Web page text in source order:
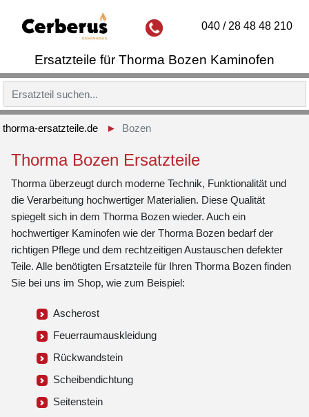
Ersatzteile für Thorma Bozen Kaminofen
040 / 28 48 48 210
thorma-ersatzteile.de Bozen
Thorma Bozen Ersatzteile
Thorma überzeugt durch moderne Technik, Funktionalität und
die Verarbeitung hochwertiger Materialien. Diese Qualität
spiegelt sich in dem Thorma Bozen wieder. Auch ein
hochwertiger Kaminofen wie der Thorma Bozen bedarf der
richtigen Pflege und dem rechtzeitigen Austauschen defekter
Teile. Alle benötigten Ersatzteile für Ihren Thorma Bozen finden
Sie bei uns im Shop, wie zum Beispiel:
Ascherost
Feuerraumauskleidung
Rückwandstein
Scheibendichtung
Seitenstein